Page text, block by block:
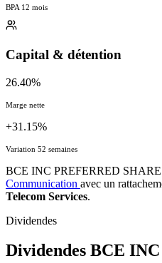
BPA 12 mois
Capital & détention
26.40%
Marge nette
+31.15%
Variation 52 semaines
BCE INC PREFERRED
Communication avec un
Telecom Services.
Dividendes
Dividendes BCE